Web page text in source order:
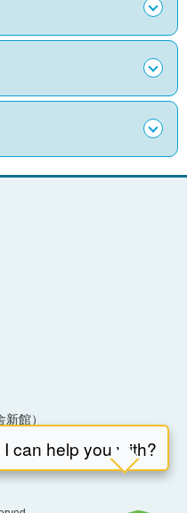
館）
局）はこちら